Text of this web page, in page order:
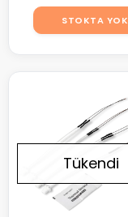
STOKTA YOK
Tükendi